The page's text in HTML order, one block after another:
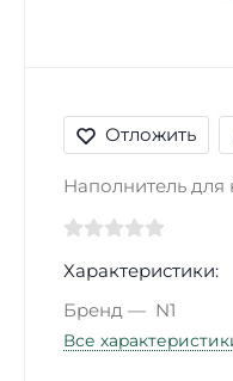
Отложить
Наполнитель
Характеристики:
Бренд
N1
Все